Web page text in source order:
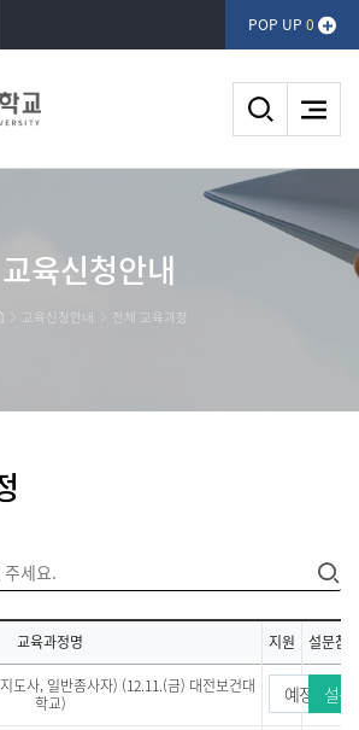
POP UP 0
교육신청안내
교육신청안내 전체 교육과정
교육과정명 지원
설문참
도사, 일반종사자) (12.11.(금) 대전보건대
학교)
예정 설문